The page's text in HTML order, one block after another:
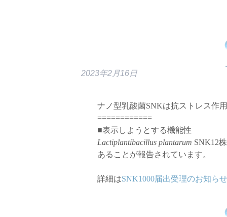
2023年2月16日
ナノ型乳酸菌SNKは抗ストレス作
============
■表示しようとする機能性
Lactiplantibacillus plantarum SNK12
あることが報告されています。
詳細はSNK1000届出受理のお知らせ